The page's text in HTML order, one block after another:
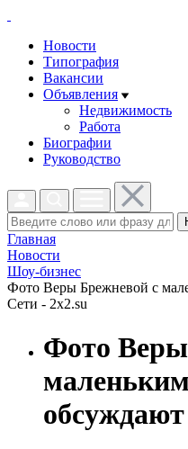
Новости
Типография
Вакансии
Объявления
Недвижимость
Работа
Биографии
Руководство
Главная
Новости
Шоу-бизнес
Фото Веры Брежневой с
Сети - 2x2.su
Фото